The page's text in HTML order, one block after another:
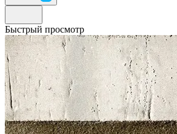
Быстрый просмотр